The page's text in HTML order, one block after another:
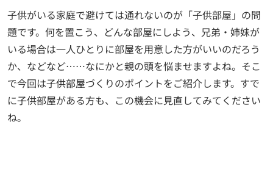
子供がいる家庭で避けては通れないのが「子供部屋」の問
題です。何を置こう、どんな部屋にしよう、兄弟・姉妹が
いる場合は一人ひとりに部屋を用意した方がいいのだろう
か、などなど……なにかと親の頭を悩ませますよね。そこ
で今回は子供部屋づくりのポイントをご紹介します。すで
に子供部屋がある方も、この機会に見直してみてください
ね。